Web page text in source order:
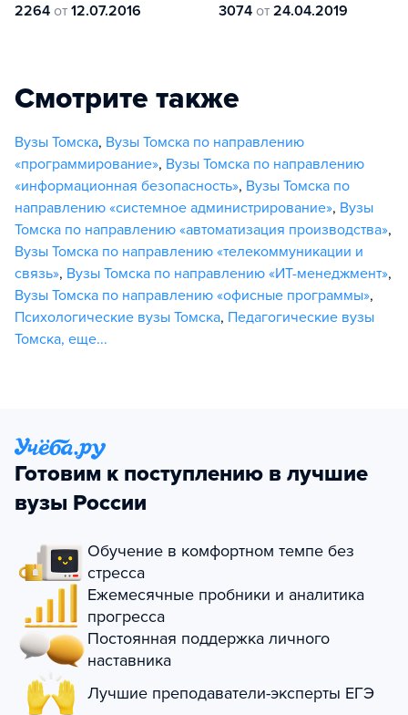
2264 от 12.07.2016
3074 от 24.04.2019
Смотрите также
Вузы Томска, Вузы Томска по направлению
«программирование», Вузы Томска по направлению
«информационная безопасность», Вузы Томска по
направлению «системное администрирование», Вузы
Томска по направлению «автоматизация производства»,
Вузы Томска по направлению «телекоммуникации и
связь», Вузы Томска по направлению «ИТ-менеджмент»,
Вузы Томска по направлению «офисные программы»,
Психологические вузы Томска, Педагогические вузы
Томска, еще...
Готовим к поступлению в лучшие
вузы России
Обучение в комфортном темпе без
стресса
Ежемесячные пробники и аналитика
прогресса
Постоянная поддержка личного
наставника
Лучшие преподаватели-эксперты ЕГЭ